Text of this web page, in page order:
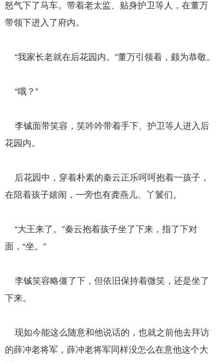
怒气下了马车。带着老太监、贴身护卫等人，在董万
带领下进入了府内。
“我家长老就在后花园内。”董万引领着，颇为恭敬。
“哦？”
李铖面带笑容，笑吟吟带着手下、护卫等人进入后
花园内。
后花园中，穿着朴素的秦云正乐呵呵抱着一孩子，
在陪着孩子嬉闹，一旁也有龚燕儿、丫鬟们。
“大王来了。”秦云抱着孩子坐了下来，指了下对
面，“坐。”
李铖笑容略僵了下，但依旧保持着微笑，还是坐了
下来。
现如今能这么随意和他说话的，也就之前他去拜访
的薛冲老将军，薛冲老将军同样没怎么在意他这个大